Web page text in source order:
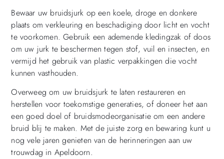
Bewaar uw bruidsjurk op een koele, droge en donkere
plaats om verkleuring en beschadiging door licht en vocht
te voorkomen. Gebruik een ademende kledingzak of doos
om uw jurk te beschermen tegen stof, vuil en insecten, en
vermijd het gebruik van plastic verpakkingen die vocht
kunnen vasthouden.
Overweeg om uw bruidsjurk te laten restaureren en
herstellen voor toekomstige generaties, of doneer het aan
een goed doel of bruidsmodeorganisatie om een andere
bruid blij te maken. Met de juiste zorg en bewaring kunt u
nog vele jaren genieten van de herinneringen aan uw
trouwdag in Apeldoorn.